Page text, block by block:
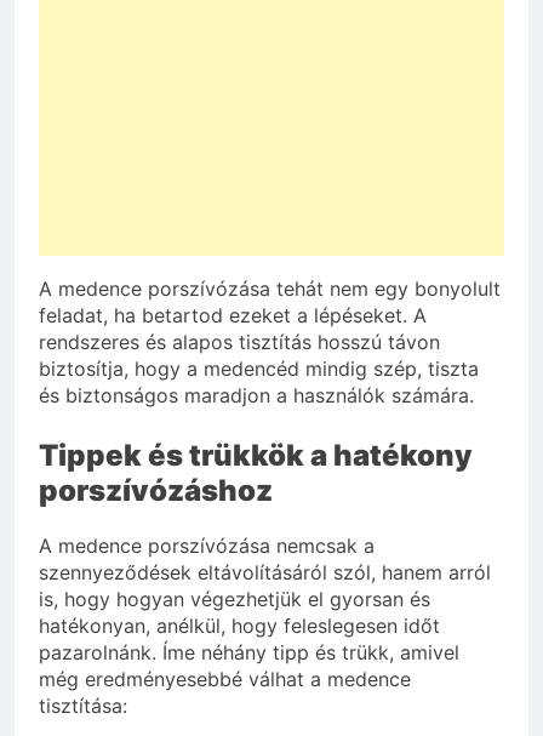
A medence porszívózása tehát nem egy bonyolult
feladat, ha betartod ezeket a lépéseket. A
rendszeres és alapos tisztítás hosszú távon
biztosítja, hogy a medencéd mindig szép, tiszta
és biztonságos maradjon a használók számára.
Tippek és trükkök a hatékony
porszívózáshoz
A medence porszívózása nemcsak a
szennyeződések eltávolításáról szól, hanem arról
is, hogy hogyan végezhetjük el gyorsan és
hatékonyan, anélkül, hogy feleslegesen időt
pazarolnánk. Íme néhány tipp és trükk, amivel
még eredményesebbé válhat a medence
tisztítása: